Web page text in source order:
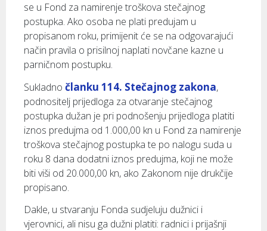
se u Fond za namirenje troškova stečajnog
postupka. Ako osoba ne plati predujam u
propisanom roku, primijenit će se na odgovarajući
način pravila o prisilnoj naplati novčane kazne u
parničnom postupku.
Sukladno članku 114. Stečajnog zakona,
podnositelj prijedloga za otvaranje stečajnog
postupka dužan je pri podnošenju prijedloga platiti
iznos predujma od 1.000,00 kn u Fond za namirenje
troškova stečajnog postupka te po nalogu suda u
roku 8 dana dodatni iznos predujma, koji ne može
biti viši od 20.000,00 kn, ako Zakonom nije drukčije
propisano.
Dakle, u stvaranju Fonda sudjeluju dužnici i
vjerovnici, ali nisu ga dužni platiti: radnici i prijašnji